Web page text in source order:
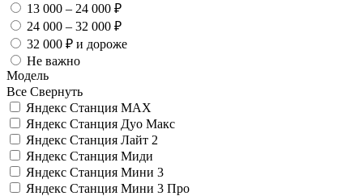
13 000 – 24 000 ₽
24 000 – 32 000 ₽
32 000 ₽ и дороже
Не важно
Модель
Все Свернуть
Яндекс Станция MAX
Яндекс Станция Дуо Макс
Яндекс Станция Лайт 2
Яндекс Станция Миди
Яндекс Станция Мини 3
Яндекс Станция Мини 3 Про